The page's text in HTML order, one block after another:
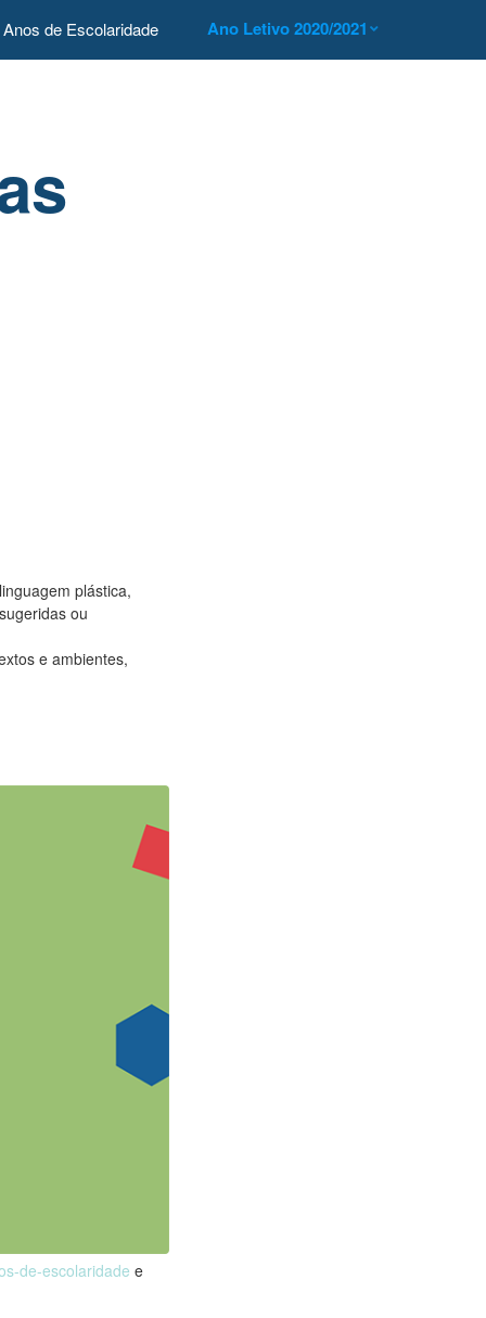
Anos de Escolaridade Ano Letivo 2020/2021
plástica,
ou
e ambientes,
de-escolaridade e